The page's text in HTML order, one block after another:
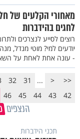
מאחורי הקלעים של
לחגים בהידברות
רוצים לסייע לנצרכים
יודעים למי? מוטי מנדל,
- עונה אחת לאחת על
<<
<
...
31
32
42
43
44
45
46
הנצפים
תכני הידברות